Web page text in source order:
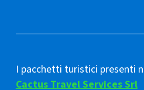
I pacchetti turistici presenti
Cactus Travel Services Srl